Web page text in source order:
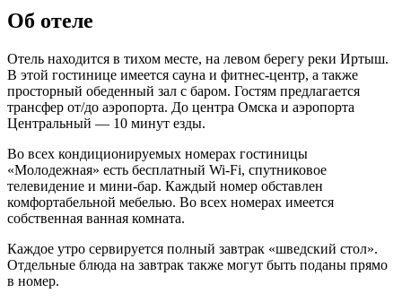
Об отеле
Отель находится в тихом месте, на левом берегу реки Иртыш.
В этой гостинице имеется сауна и фитнес-центр, а также
просторный обеденный зал с баром. Гостям предлагается
трансфер от/до аэропорта. До центра Омска и аэропорта
Центральный — 10 минут езды.
Во всех кондиционируемых номерах гостиницы
«Молодежная» есть бесплатный Wi-Fi, спутниковое
телевидение и мини-бар. Каждый номер обставлен
комфортабельной мебелью. Во всех номерах имеется
собственная ванная комната.
Каждое утро сервируется полный завтрак «шведский стол».
Отдельные блюда на завтрак также могут быть поданы прямо
в номер.